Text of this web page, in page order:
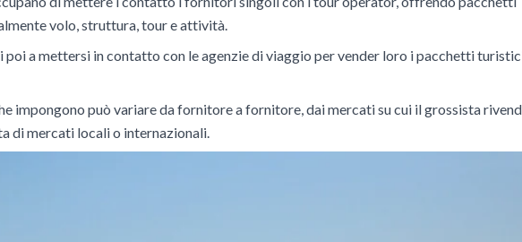
volo, struttura, tour e attività.
a mettersi in contatto con le agenzie di viaggio per vender loro i pacchetti
impongono può variare da fornitore a fornitore, dai mercati su cui il grossista
di mercati locali o internazionali.